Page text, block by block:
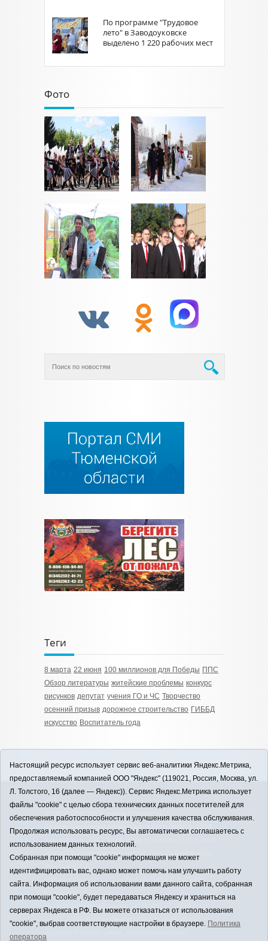
По программе "Трудовое
лето" в Заводоуковске
выделено 1 220 рабочих мест
Фото
Теги
8 марта 22 июня 100 миллионов для Победы ППС
Обзор литературы житейские проблемы конкурс
рисунков депутат учения ГО и ЧС Творчество
осенний призыв дорожное строительство ГИББД
искусство Воспитатель года
12+
ЗАВОДОУКОВСК online / Новости
Заводоуковского муниципального округа, 2026
Учредитель: АНО "Информационно-издательский
центр "Заводоуковские вести". Главный редактор:
E-mail:
zavest@obl72.ru
Тел.: 8 (34542) 2-10-33
Политика оператора
Регистрационный номер Эл № ФС 77-66397 от
14.07.2016г. выдан Федеральной службой по
Настоящий ресурс использует сервис веб-аналитики Яндекс.Метрика,
предоставляемый компанией ООО "Яндекс" (119021, Россия, Москва, ул.
Л. Толстого, 16 (далее — Яндекс)). Сервис Яндекс.Метрика использует
файлы "cookie" с целью сбора технических данных посетителей для
обеспечения работоспособности и улучшения качества обслуживания.
Продолжая использовать ресурс, Вы автоматически соглашаетесь с
использованием данных технологий.
Собранная при помощи "cookie" информация не может
идентифицировать вас, однако может помочь нам улучшить работу
сайта. Информация об использовании вами данного сайта, собранная
при помощи "cookie", будет передаваться Яндексу и храниться на
серверах Яндекса в РФ. Вы можете отказаться от использования
"cookie", выбрав соответствующие настройки в браузере. Политика
оператора